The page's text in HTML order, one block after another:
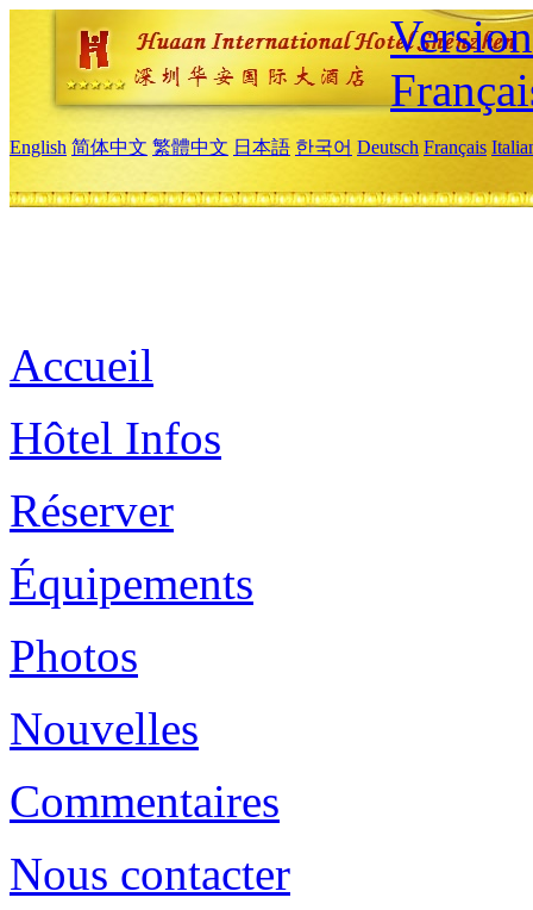
English 简体中文 繁體中文 日本語 한국어 Deutsch Français
Accueil
Hôtel Infos
Réserver
Équipements
Photos
Nouvelles
Commentaires
Nous contacter